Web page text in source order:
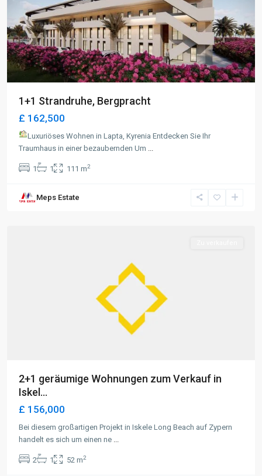
1+1 Strandruhe, Bergpracht
£ 162,500
Luxuriöses Wohnen in Lapta, Kyrenia Entdecken Sie Ihr
Traumhaus in einer bezaubernden Um
1 1 111 m2
Meps Estate
Beach,
2+1 geräumige Wohnungen zum Verkauf in
Iskel...
£ 156,000
Bei diesem großartigen Projekt in Iskele Long Beach auf Zypern
handelt es sich um einen ne
2 1 52 m2